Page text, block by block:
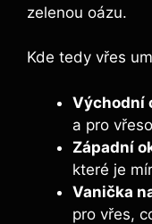
zelenou oázu.
Kde tedy vřes
Východní
a pro
Západní
které je
Vanička
pro vřes,